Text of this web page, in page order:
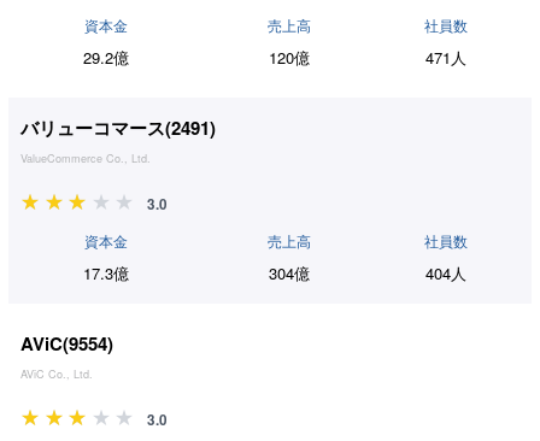
資本金
29.2億
売上高
120億
社員数
471人
バリューコマース(2491)
ValueCommerce Co., Ltd.
3.0
資本金
17.3億
売上高
304億
社員数
404人
AViC(9554)
AViC Co., Ltd.
3.0